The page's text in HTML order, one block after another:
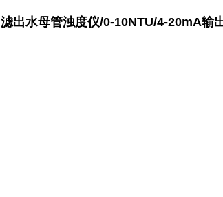
滤出水母管浊度仪/0-10NTU/4-20mA输